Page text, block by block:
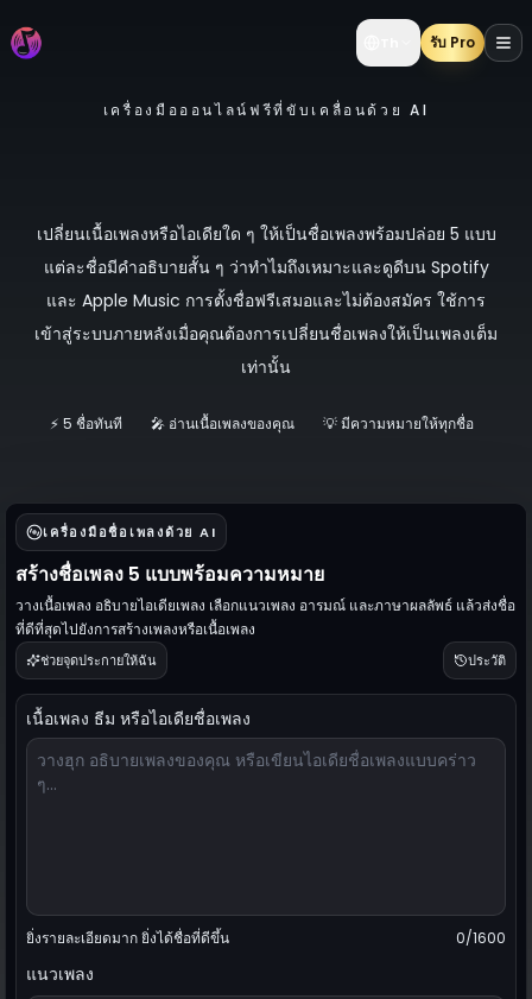
รับ Pro
เครื่องมือออนไลน์ฟรีที่ขับเคลื่อนด้วย AI
เปลี่ยนเนื้อเพลงหรือไอเดียใด ๆ ให้เป็นชื่อเพลงพร้อมปล่อย 5 แบบ
แต่ละชื่อมีคำอธิบายสั้น ๆ ว่าทำไมถึงเหมาะและดูดีบน Spotify
และ Apple Music การตั้งชื่อฟรีเสมอและไม่ต้องสมัคร ใช้การ
เข้าสู่ระบบภายหลังเมื่อคุณต้องการเปลี่ยนชื่อเพลงให้เป็นเพลงเต็ม
เท่านั้น
⚡ 5 ชื่อทันที 🎤 อ่านเนื้อเพลงของคุณ 💡 มีความหมายให้ทุกชื่อ
เครื่องมือชื่อเพลงด้วย AI
สร้างชื่อเพลง 5 แบบพร้อมความหมาย
วางเนื้อเพลง อธิบายไอเดียเพลง เลือกแนวเพลง อารมณ์ และภาษาผลลัพธ์ แล้วส่งชื่อ
ที่ดีที่สุดไปยังการสร้างเพลงหรือเนื้อเพลง
ช่วยจุดประกายให้ฉัน ประวัติ
เนื้อเพลง ธีม หรือไอเดียชื่อเพลง
ยิ่งรายละเอียดมาก ยิ่งได้ชื่อที่ดีขึ้น 0/1600
แนวเพลง